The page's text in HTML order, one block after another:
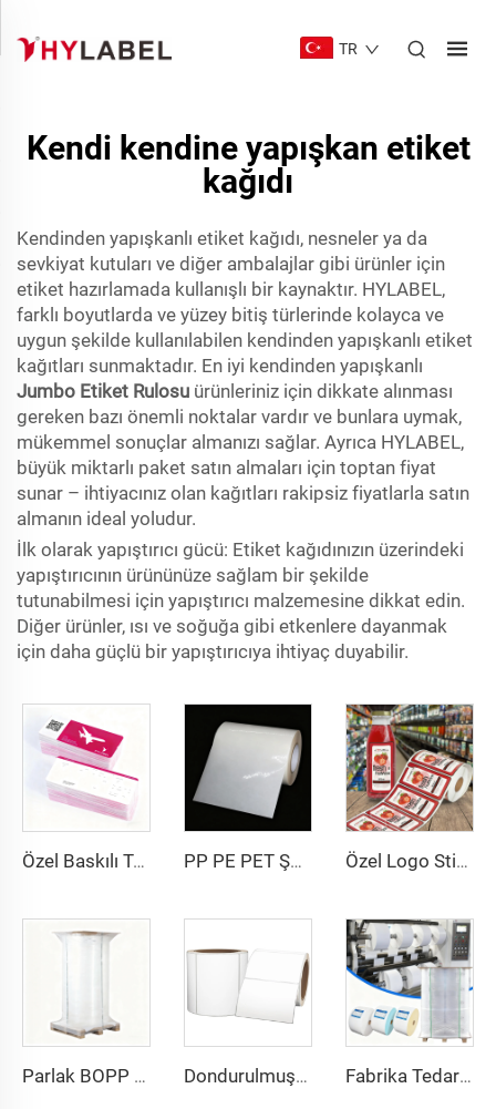
TR
Kendi kendine yapışkan etiket
kağıdı
Kendinden yapışkanlı etiket kağıdı, nesneler ya da
sevkiyat kutuları ve diğer ambalajlar gibi ürünler için
etiket hazırlamada kullanışlı bir kaynaktır. HYLABEL,
farklı boyutlarda ve yüzey bitiş türlerinde kolayca ve
uygun şekilde kullanılabilen kendinden yapışkanlı etiket
kağıtları sunmaktadır. En iyi kendinden yapışkanlı
Jumbo Etiket Rulosu ürünleriniz için dikkate alınması
gereken bazı önemli noktalar vardır ve bunlara uymak,
mükemmel sonuçlar almanızı sağlar. Ayrıca HYLABEL,
büyük miktarlı paket satın almaları için toptan fiyat
sunar – ihtiyacınız olan kağıtları rakipsiz fiyatlarla satın
almanın ideal yoludur.
İlk olarak yapıştırıcı gücü: Etiket kağıdınızın üzerindeki
yapıştırıcının ürününüze sağlam bir şekilde
tutunabilmesi için yapıştırıcı malzemesine dikkat edin.
Diğer ürünler, ısı ve soğuğa gibi etkenlere dayanmak
için daha güçlü bir yapıştırıcıya ihtiyaç duyabilir.
Özel Baskılı Termal Karton Hava Uçuş Bileti Havayolu Bileti Bindirme Girişi Kağıt Uçuş Biletleri PP PE PET Şeffaf Transparan Kendinden Yapışkanlı Sentetik Film Malzeme Etiket Kağıdı Jumbo Rulo Özel Logo Sticker Ambalaj Yapışkanlı Kağıt Meyve Suyu Şişesi Etiketi Meyve Suyu Etiketi Ambalaj Sticker Gıda İçecek Şişe Etiketi
Parlak BOPP Beyaz/Gümüş/Şeffaf Jumbo Etiket Malzemesi Polipropilen PP Etiket Stoku Kendinden Yapışkanlı Etiket Jumbo Bopp Etiket Sticker Dondurulmuş Gıda Çıkartmaları Gıda Ambalajı Plastik için Su Geçirmez Termal Boş Gıda Etiketi Fabrika Tedarik 70g Eco 75g Üst Doğrudan Termal Etiket Kendinden Yapışkanlı Kağıt Malzeme Jumbo Etiket Stoku Termal Etiket Jumbo Rulo